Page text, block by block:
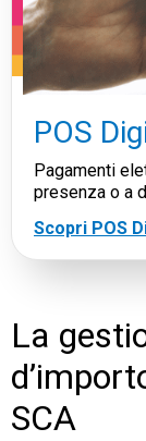
POS
Pagamenti
presenza o a
Scopri POS
La
SCA